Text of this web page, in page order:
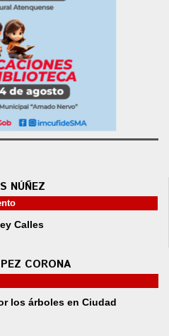
NÚÑEZ
Calles
CORONA
los árboles en Ciudad